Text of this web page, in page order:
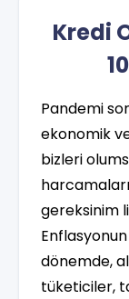
Kredi
Pandemi
ekonomik
bizleri
gereksinim
dönemde,
tüketiciler,